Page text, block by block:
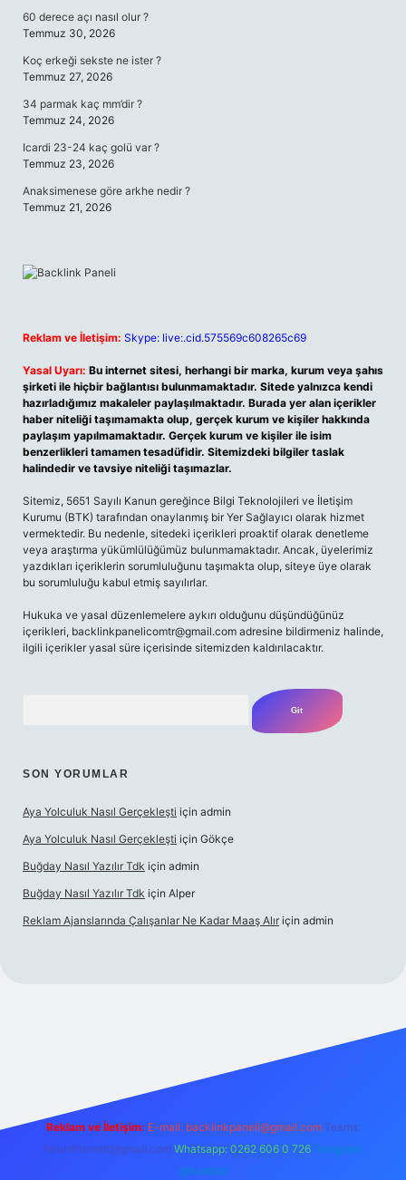
60 derece açı nasıl olur ?
Temmuz 30, 2026
Koç erkeği sekste ne ister ?
Temmuz 27, 2026
34 parmak kaç mm’dir ?
Temmuz 24, 2026
Icardi 23-24 kaç golü var ?
Temmuz 23, 2026
Anaksimenese göre arkhe nedir ?
Temmuz 21, 2026
Reklam ve İletişim: Skype: live:.cid.575569c608265c69
Yasal Uyarı: Bu internet sitesi, herhangi bir marka, kurum veya şahıs
şirketi ile hiçbir bağlantısı bulunmamaktadır. Sitede yalnızca kendi
hazırladığımız makaleler paylaşılmaktadır. Burada yer alan içerikler
haber niteliği taşımamakta olup, gerçek kurum ve kişiler hakkında
paylaşım yapılmamaktadır. Gerçek kurum ve kişiler ile isim
benzerlikleri tamamen tesadüfidir. Sitemizdeki bilgiler taslak
halindedir ve tavsiye niteliği taşımazlar.
Sitemiz, 5651 Sayılı Kanun gereğince Bilgi Teknolojileri ve İletişim
Kurumu (BTK) tarafından onaylanmış bir Yer Sağlayıcı olarak hizmet
vermektedir. Bu nedenle, sitedeki içerikleri proaktif olarak denetleme
veya araştırma yükümlülüğümüz bulunmamaktadır. Ancak, üyelerimiz
yazdıkları içeriklerin sorumluluğunu taşımakta olup, siteye üye olarak
bu sorumluluğu kabul etmiş sayılırlar.
Hukuka ve yasal düzenlemelere aykırı olduğunu düşündüğünüz
içerikleri, backlinkpanelicomtr@gmail.com adresine bildirmeniz halinde,
ilgili içerikler yasal süre içerisinde sitemizden kaldırılacaktır.
SON YORUMLAR
Aya Yolculuk Nasıl Gerçekleşti için admin
Aya Yolculuk Nasıl Gerçekleşti için Gökçe
Buğday Nasıl Yazılır Tdk için admin
Buğday Nasıl Yazılır Tdk için Alper
Reklam Ajanslarında Çalışanlar Ne Kadar Maaş Alır için admin
Reklam ve İletişim: E-mail: backlinkpaneli@gmail.com Teams:
forumhizmeti@gmail.com Whatsapp: 0262 606 0 726 Telegram:
@karabul